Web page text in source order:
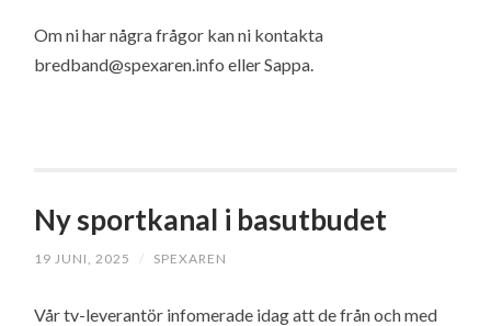
Om ni har några frågor kan ni kontakta
bredband@spexaren.info eller Sappa.
Ny sportkanal i basutbudet
19 JUNI, 2025 / SPEXAREN
Vår tv-leverantör infomerade idag att de från och med